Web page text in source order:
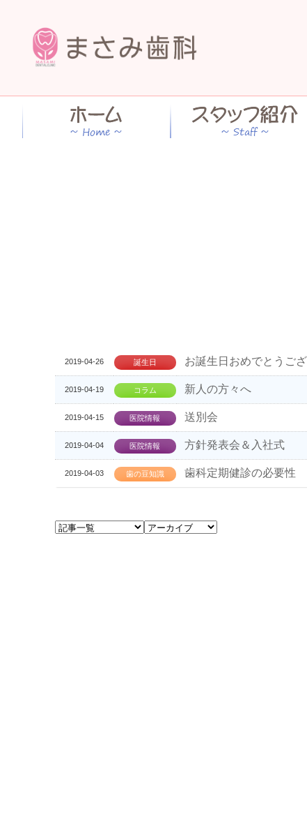
2019-04-26 誕生日 お誕生日おめでとうござ
2019-04-19 コラム 新人の方々へ
2019-04-15 医院情報 送別会
2019-04-04 医院情報 方針発表会＆入社式
2019-04-03 歯の豆知識 歯科定期健診の必要性